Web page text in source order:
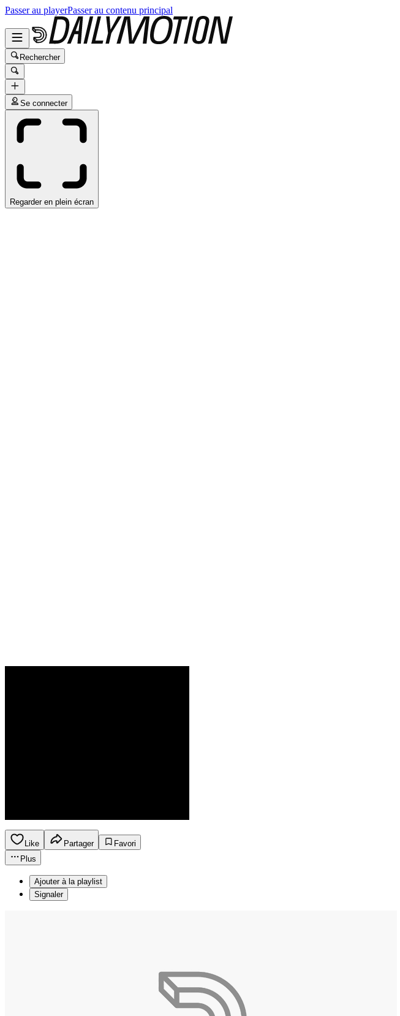
Passer au playerPasser au contenu principal
Rechercher
Se connecter
Regarder en plein écran
Like Partager
Favori
Plus
Ajouter à la playlist
Signaler